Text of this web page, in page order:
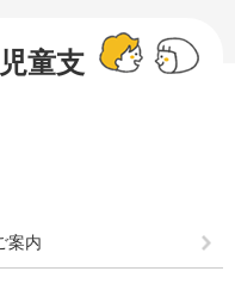
童支
案内